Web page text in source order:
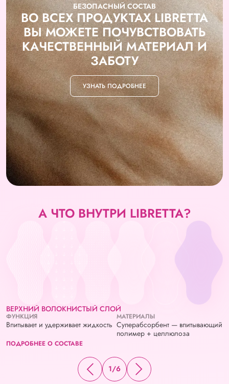
БЕЗОПАСНЫЙ СОСТАВ
ВО ВСЕХ ПРОДУКТАХ LIBRETTA
ВЫ МОЖЕТЕ ПОЧУВСТВОВАТЬ
КАЧЕСТВЕННЫЙ МАТЕРИАЛ И
ЗАБОТУ
УЗНАТЬ ПОДРОБНЕЕ
А ЧТО ВНУТРИ LIBRETTA?
ВЕРХНИЙ ВОЛОКНИСТЫЙ СЛОЙ
ФУНКЦИЯ
Впитывает и удерживает жидкость
МАТЕРИАЛЫ
Суперабсорбент — впитывающий
полимер + целлюлоза
ПОДРОБНЕЕ О СОСТАВЕ
1/6